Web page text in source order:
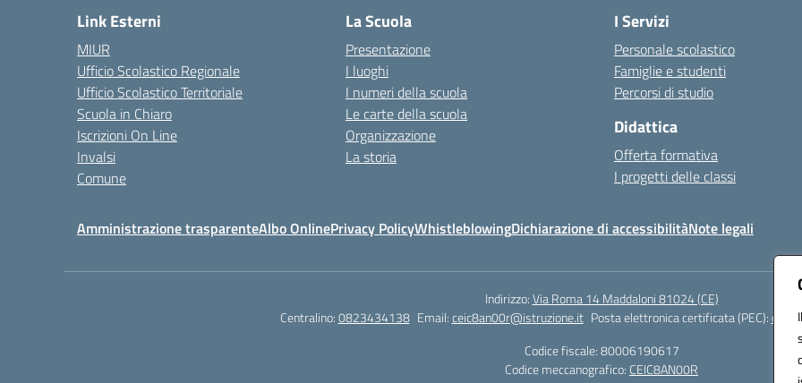
Link Esterni
MIUR
Ufficio Scolastico Regionale
Ufficio Scolastico Territoriale
Scuola in Chiaro
Iscrizioni On Line
Invalsi
Comune
La Scuola
Presentazione
I luoghi
I numeri della scuola
Le carte della scuola
Organizzazione
La storia
I Servizi
Personale scolastico
Famiglie e studenti
Percorsi di studio
Didattica
Offerta formativa
I progetti delle classi
Amministrazione trasparenteAlbo OnlinePrivacy PolicyWhistleblowingDichiarazione di accessibilitàNote legali
Indirizzo:Via Roma 14 Maddaloni 81024 (CE)
Centralino:0823434138 Email:ceic8an00r@istruzione.it Posta elettronica certificata (PEC):
Codice fiscale: 80006190617
Codice meccanografico: CEIC8AN00R